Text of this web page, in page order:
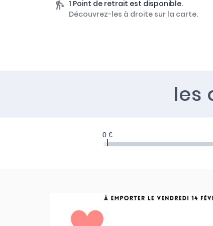
1 Point de retrait est disponible.
Découvrez-les à droite sur la carte.
les
0 €